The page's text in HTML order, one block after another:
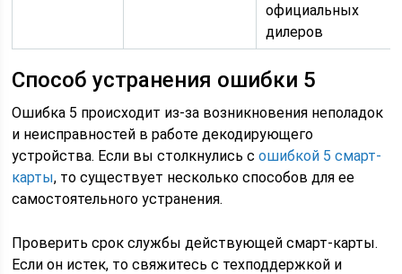
официальных
дилеров
Способ устранения ошибки 5
Ошибка 5 происходит из-за возникновения неполадок
и неисправностей в работе декодирующего
устройства. Если вы столкнулись сошибкой 5 смарт-
карты, то существует несколько способов для ее
самостоятельного устранения.
Проверить срок службы действующей смарт-карты.
Если он истек, то свяжитесь с техподдержкой и